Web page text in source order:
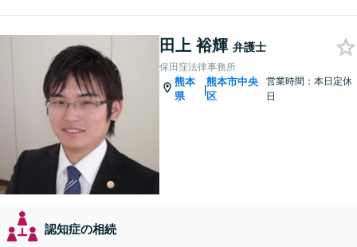
田上 裕輝 弁護士
保田窪法律事務所
熊本
県
|
熊本市中央
区
営業時間：本日定休
日
認知症の相続